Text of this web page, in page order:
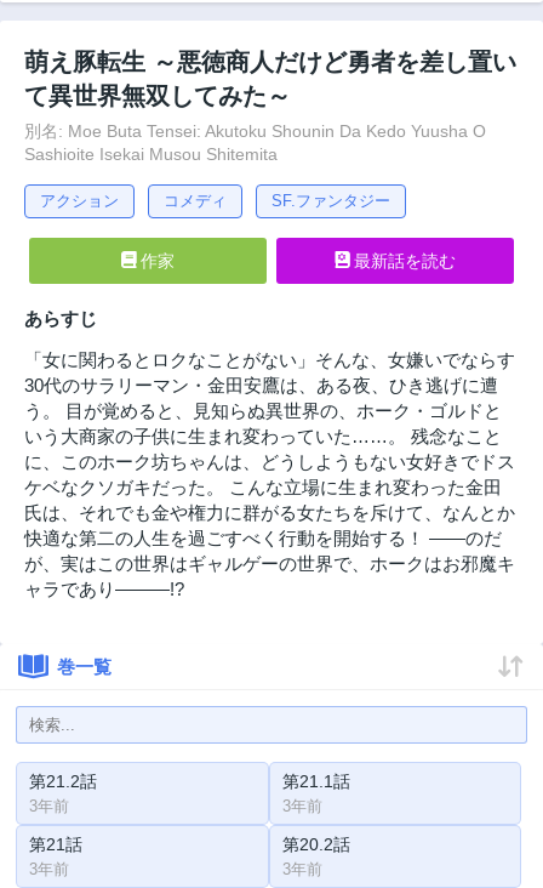
萌え豚転生 ～悪徳商人だけど勇者を差し置い
て異世界無双してみた～
別名: Moe Buta Tensei: Akutoku Shounin Da Kedo Yuusha O
Sashioite Isekai Musou Shitemita
アクション コメディ SF.ファンタジー
作家 最新話を読む
あらすじ
「女に関わるとロクなことがない」そんな、女嫌いでならす
30代のサラリーマン・金田安鷹は、ある夜、ひき逃げに遭
う。 目が覚めると、見知らぬ異世界の、ホーク・ゴルドと
いう大商家の子供に生まれ変わっていた……。 残念なこと
に、このホーク坊ちゃんは、どうしようもない女好きでドス
ケベなクソガキだった。 こんな立場に生まれ変わった金田
氏は、それでも金や権力に群がる女たちを斥けて、なんとか
快適な第二の人生を過ごすべく行動を開始する！ ――のだ
が、実はこの世界はギャルゲーの世界で、ホークはお邪魔キ
ャラであり―――!?
巻一覧
第21.2話
3年前
第21.1話
3年前
第21話
3年前
第20.2話
3年前